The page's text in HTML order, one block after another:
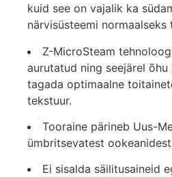
kuid see on vajalik ka
närvisüsteemi normaalseks
Z-MicroSteam
aurutatud ning seejärel
tagada optimaalne
tekstuur.
Tooraine pärineb Uus-
ümbritsevatest
Ei sisalda säilitusaineid